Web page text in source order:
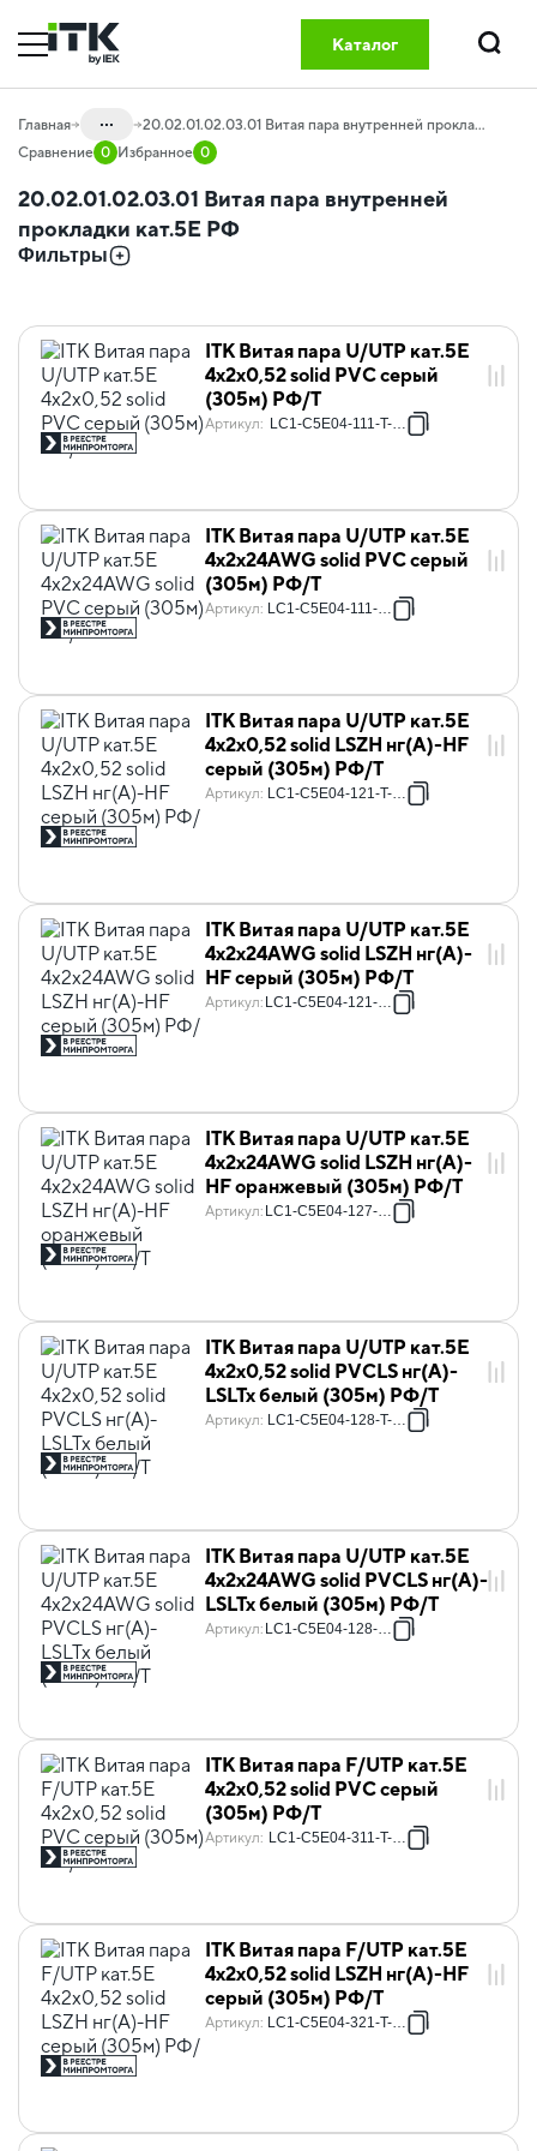
Каталог
Поиск
Главная ...
20.02 Кабельная продукция
20.02.01 LAN-кабель
прокладки РФ
20.02.01.02.03.01 Витая пара внутренней прокладки кат.5E РФ
Сравнение 0 Избранное 0
20.02.01.02.03.01 Витая пара внутренней
прокладки кат.5E РФ
Фильтры
ITK Витая пара U/UTP кат.5E
4х2х0,52 solid PVC серый
(305м) РФ/Т
Артикул: LC1-C5E04-111-T-P-R
ITK Витая пара U/UTP кат.5E
4х2х24AWG solid PVC серый
(305м) РФ/Т
Артикул: LC1-C5E04-111-T-R
ITK Витая пара U/UTP кат.5E
4х2х0,52 solid LSZH нг(А)-HF
серый (305м) РФ/Т
Артикул: LC1-C5E04-121-T-P-R
ITK Витая пара U/UTP кат.5E
4х2х24AWG solid LSZH нг(А)-
HF серый (305м) РФ/Т
Артикул: LC1-C5E04-121-T-R
ITK Витая пара U/UTP кат.5E
4х2х24AWG solid LSZH нг(А)-
HF оранжевый (305м) РФ/Т
Артикул: LC1-C5E04-127-T-R
ITK Витая пара U/UTP кат.5E
4х2х0,52 solid PVCLS нг(А)-
LSLTx белый (305м) РФ/Т
Артикул: LC1-C5E04-128-T-P-R
ITK Витая пара U/UTP кат.5E
4х2х24AWG solid PVCLS нг(А)-
LSLTx белый (305м) РФ/Т
Артикул: LC1-C5E04-128-T-R
ITK Витая пара F/UTP кат.5E
4х2х0,52 solid PVC серый
(305м) РФ/Т
Артикул: LC1-C5E04-311-T-P-R
ITK Витая пара F/UTP кат.5E
4х2х0,52 solid LSZH нг(А)-HF
серый (305м) РФ/Т
Артикул: LC1-C5E04-321-T-P-R